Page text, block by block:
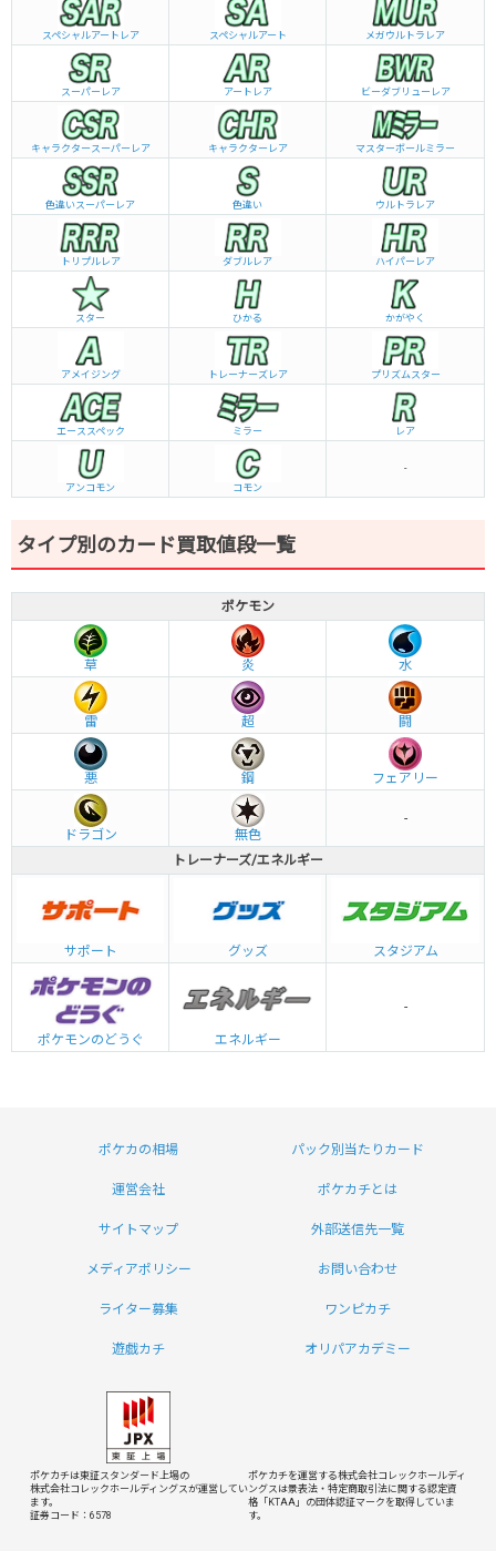
スペシャルアートレア スペシャルアート メガウルトラレア
スーパーレア アートレア ビーダブリュー レア
キャラクタースーパーレア キャラクターレア マスターボールミラー
色違いスーパーレア 色違い ウルトラレア
トリプルレア ダブルレア ハイパーレア
スター ひかる かがやく
アメイジング トレーナーズレア プリズムスター
エーススペック ミラー レア
アンコモン コモン
-
タイプ別のカード買取値段一覧
ポケモン
草 炎 水
雷 超 闘
悪 鋼 フェアリー
ドラゴン 無色
-
トレーナーズ/エネルギー
サポート グッズ スタジアム
ポケモンのどうぐ エネルギー
-
ポケカの相場 パック別当たりカード
運営会社 ポケカチとは
サイトマップ 外部送信先一覧
メディアポリシー お問い合わせ
ライター募集 ワンピカチ
遊戯カチ オリパアカデミー
ポケカチは東証スタンダード上場の
株式会社コレックホールディングスが運営してい
ます。
証券コード：6578
ポケカチを運営する株式会社コレックホールディ
ングスは景表法・特定商取引法に関する認定資
格「KTAA」の団体認証マークを取得していま
す。